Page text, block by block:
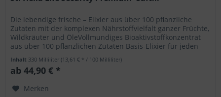
Die lebendige frische – Elixier aus über 100 pflanzliche
Zutaten mit der komplexen Nährstoffvielfalt ganzer Früchte,
Wildkräuter und ÖleVollmundiges Bioaktivstoffkonzentrat
aus über 100 pflanzlichen Zutaten Basis-Elixier für jeden
Inhalt 330 Milliliter(13,61 € * / 100 Milliliter)
ab 44,90 € *
Merken